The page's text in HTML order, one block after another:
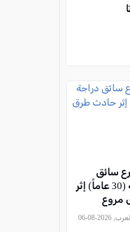
سائق
دراجة نارية (30 عاماً) إثر
مروع
, كل العرب, 2026-08-06